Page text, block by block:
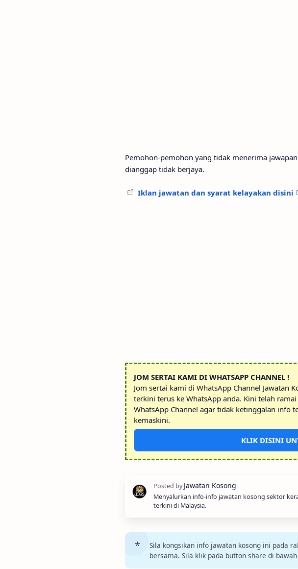
Pemohon-pemohon yang tidak menerima
dianggap tidak berjaya.
Iklan jawatan dan syarat kelayakan disini
JOM SERTAI KAMI DI WHATSAPP CHANNEL !
Jom sertai kami di WhatsApp Channel Jawatan
terkini terus ke WhatsApp anda. Kini telah
WhatsApp Channel agar tidak ketinggalan info
kemaskini.
KLIK DISINI
Menyalurkan info-info jawatan kosong sektor
terkini di Malaysia.
Sila kongsikan info jawatan kosong ini pada
bersama. Sila klik pada button share di